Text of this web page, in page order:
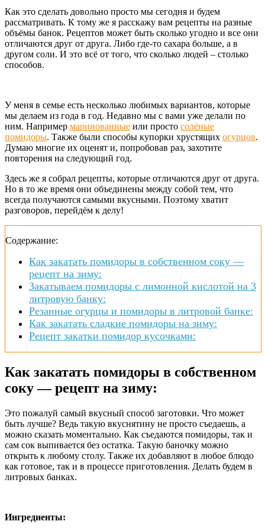
Как это сделать довольно просто мы сегодня и будем
рассматривать. К тому же я расскажу вам рецепты на разные
объёмы банок. Рецептов может быть сколько угодно и все они
отличаются друг от друга. Либо где-то сахара больше, а в
другом соли. И это всё от того, что сколько людей – столько
способов.
У меня в семье есть несколько любимых вариантов, которые
мы делаем из года в год. Недавно мы с вами уже делали по
ним. Например маринованные или просто солёные
помидоры. Также были способы купорки хрустящих огурцов.
Думаю многие их оценят и, попробовав раз, захотите
повторения на следующий год.
Здесь же я собрал рецепты, которые отличаются друг от друга.
Но в то же время они объединены между собой тем, что
всегда получаются самыми вкусными. Поэтому хватит
разговоров, перейдём к делу!
Содержание:
Как закатать помидоры в собственном соку —
рецепт на зиму:
Закатываем помидоры с лимонной кислотой на 3
литровую банку:
Резанные огурцы и помидоры в литровой банке:
Как закатать сладкие помидоры на зиму:
Рецепт закатки помидор кусочками:
Как закатать помидоры в собственном
соку — рецепт на зиму:
Это пожалуй самый вкусный способ заготовки. Что может
быть лучше? Ведь такую вкуснятину не просто съедаешь, а
можно сказать моментально. Как съедаются помидоры, так и
сам сок выпивается без остатка. Такую баночку можно
открыть к любому столу. Также их добавляют в любое блюдо
как готовое, так и в процессе приготовления. Делать будем в
литровых банках.
Ингредиенты: